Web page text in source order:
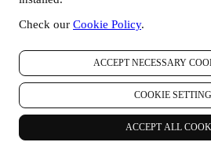
Check our Cookie Policy.
ACCEPT NECESSARY
COOKIE
ACCEPT ALL
Vous pouvez cesser de recevoir nos
tout moment, gratuitement, en utilisant
chaque communication (par exemple,
newsletter, vous pouvez cliquer sur le
au bas de chaque e-mail). En tout état de
mettre fin à l'une de nos activités
un courrier électronique à l'adresse:
désinscription sera traitée dans les
certaines circonstances, il se peut que
communications supplémentaires